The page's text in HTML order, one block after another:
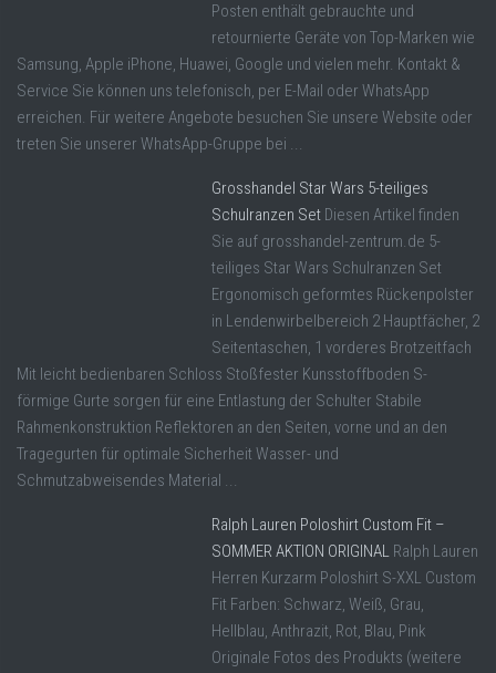
Posten enthält gebrauchte und
retournierte Geräte von Top-Marken wie
Samsung, Apple iPhone, Huawei, Google und vielen mehr. Kontakt &
Service Sie können uns telefonisch, per E-Mail oder WhatsApp
erreichen. Für weitere Angebote besuchen Sie unsere Website oder
treten Sie unserer WhatsApp-Gruppe bei ...
Grosshandel Star Wars 5-teiliges
Schulranzen Set Diesen Artikel finden
Sie auf grosshandel-zentrum.de 5-
teiliges Star Wars Schulranzen Set
Ergonomisch geformtes Rückenpolster
in Lendenwirbelbereich 2 Hauptfächer, 2
Seitentaschen, 1 vorderes Brotzeitfach
Mit leicht bedienbaren Schloss Stoßfester Kunsstoffboden S-
förmige Gurte sorgen für eine Entlastung der Schulter Stabile
Rahmenkonstruktion Reflektoren an den Seiten, vorne und an den
Tragegurten für optimale Sicherheit Wasser- und
Schmutzabweisendes Material ...
Ralph Lauren Poloshirt Custom Fit –
SOMMER AKTION ORIGINAL Ralph Lauren
Herren Kurzarm Poloshirt S-XXL Custom
Fit Farben: Schwarz, Weiß, Grau,
Hellblau, Anthrazit, Rot, Blau, Pink
Originale Fotos des Produkts (weitere